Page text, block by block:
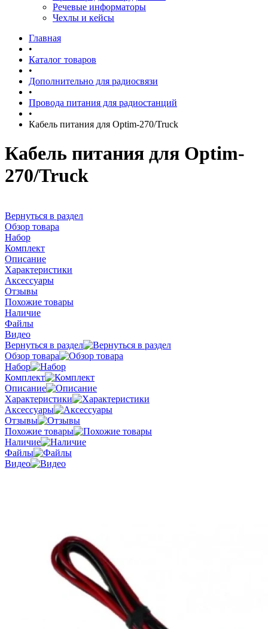
Речевые информаторы
Чехлы и кейсы
Главная
•
Каталог товаров
•
Дополнительно для радиосвязи
•
Провода питания для радиостанций
•
Кабель питания для Optim-270/Truck
Кабель питания для Optim-
270/Truck
Вернуться в раздел
Обзор товара
Набор
Комплект
Описание
Характеристики
Аксессуары
Отзывы
Похожие товары
Наличие
Файлы
Видео
Вернуться в раздел
Обзор товара
Набор
Комплект
Описание
Характеристики
Аксессуары
Отзывы
Похожие товары
Наличие
Файлы
Видео